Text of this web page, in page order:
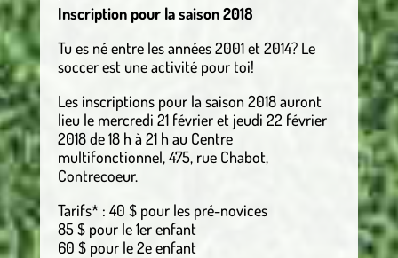
Inscription pour la saison 2018
Tu es né entre les années 2001 et 2014? Le
soccer est une activité pour toi!
Les inscriptions pour la saison 2018 auront
lieu le mercredi 21 février et jeudi 22 février
2018 de 18 h à 21 h au Centre
multifonctionnel, 475, rue Chabot,
Contrecoeur.
Tarifs* : 40 $ pour les pré-novices
85 $ pour le 1er enfant
60 $ pour le 2e enfant